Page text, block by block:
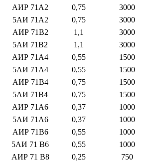
АИР 71A2
0,75 3000
5АИ 71A2
0,75 3000
АИР 71B2
1,1 3000
5АИ 71B2
1,1 3000
АИР 71A4
0,55 1500
5АИ 71A4
0,55 1500
АИР 71B4
0,75 1500
5АИ 71B4
0,75 1500
АИР 71A6
0,37 1000
5АИ 71A6
0,37 1000
АИР 71B6
0,55 1000
5АИ 71 B6
0,55 1000
АИР 71 B8
0,25 750